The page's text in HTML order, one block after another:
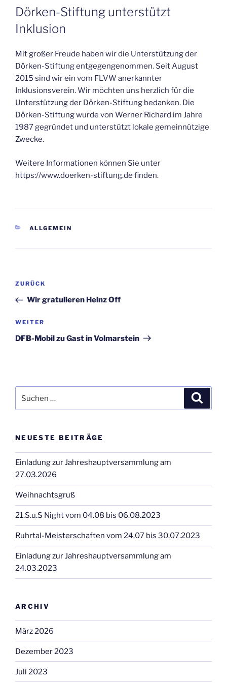
AM
Dörken-Stiftung unterstützt
Inklusion
Mit großer Freude haben wir die Unterstützung der
Dörken-Stiftung entgegengenommen. Seit August
2015 sind wir ein vom FLVW anerkannter
Inklusionsverein. Wir möchten uns herzlich für die
Unterstützung der Dörken-Stiftung bedanken. Die
Dörken-Stiftung wurde von Werner Richard im Jahre
1987 gegründet und unterstützt lokale gemeinnützige
Zwecke.
Weitere Informationen können Sie unter
https://www.doerken-stiftung.de finden.
KATEGORIEN
ALLGEMEIN
Beitragsnavigation
Vorheriger
Beitrag
ZURÜCK
Wir gratulieren Heinz Off
Nächster
Beitrag
WEITER
DFB-Mobil zu Gast in Volmarstein
nach:
NEUESTE BEITRÄGE
Einladung zur Jahreshauptversammlung am
27.03.2026
Weihnachtsgruß
21.S.u.S Night vom 04.08 bis 06.08.2023
Ruhrtal-Meisterschaften vom 24.07 bis 30.07.2023
Einladung zur Jahreshauptversammlung am
24.03.2023
ARCHIV
März 2026
Dezember 2023
Juli 2023